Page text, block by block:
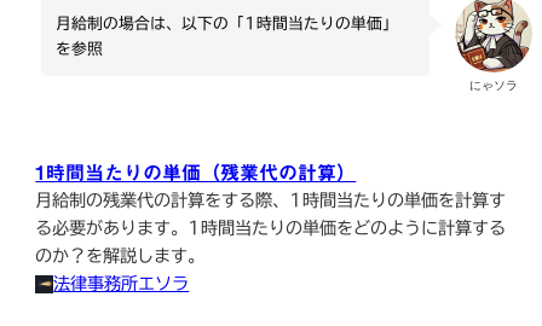
にゃソラ
月給制の場合は、以下の「1時間当たりの単価」
を参照
1時間当たりの単価（残業代の計算）
月給制の残業代の計算をする際、1時間当たりの単価を計算す
る必要があります。1時間当たりの単価をどのように計算する
のか？を解説します。
法律事務所エソラ